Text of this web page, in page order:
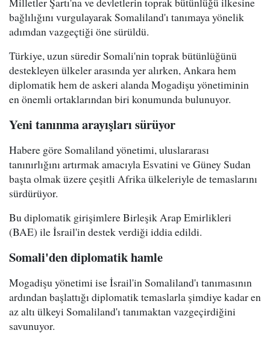
bağlılığını vurgulayarak Somaliland'ı tanımaya yönelik
adımdan vazgeçtiği öne sürüldü.
Türkiye, uzun süredir Somali'nin toprak bütünlüğünü
destekleyen ülkeler arasında yer alırken, Ankara hem
diplomatik hem de askeri alanda Mogadişu yönetiminin
en önemli ortaklarından biri konumunda bulunuyor.
Yeni tanınma arayışları sürüyor
Habere göre Somaliland yönetimi, uluslararası
tanınırlığını artırmak amacıyla Esvatini ve Güney Sudan
başta olmak üzere çeşitli Afrika ülkeleriyle de temaslarını
sürdürüyor.
Bu diplomatik girişimlere Birleşik Arap Emirlikleri
(BAE) ile İsrail'in destek verdiği iddia edildi.
Somali'den diplomatik hamle
Mogadişu yönetimi ise İsrail'in Somaliland'ı tanımasının
ardından başlattığı diplomatik temaslarla şimdiye kadar en
az altı ülkeyi Somaliland'ı tanımaktan vazgeçirdiğini
savunuyor.